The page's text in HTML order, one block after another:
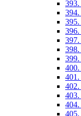
393.
396.
398.
399.
400.
401.
402.
403.
404.